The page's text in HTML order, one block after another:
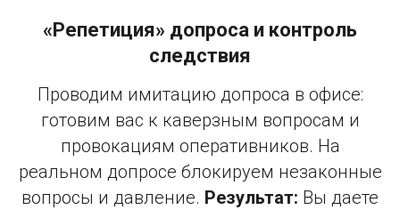
«Репетиция» допроса и контроль
следствия
Проводим имитацию допроса в офисе:
готовим вас к каверзным вопросам и
провокациям оперативников. На
реальном допросе блокируем незаконные
вопросы и давление. Результат: Вы даете